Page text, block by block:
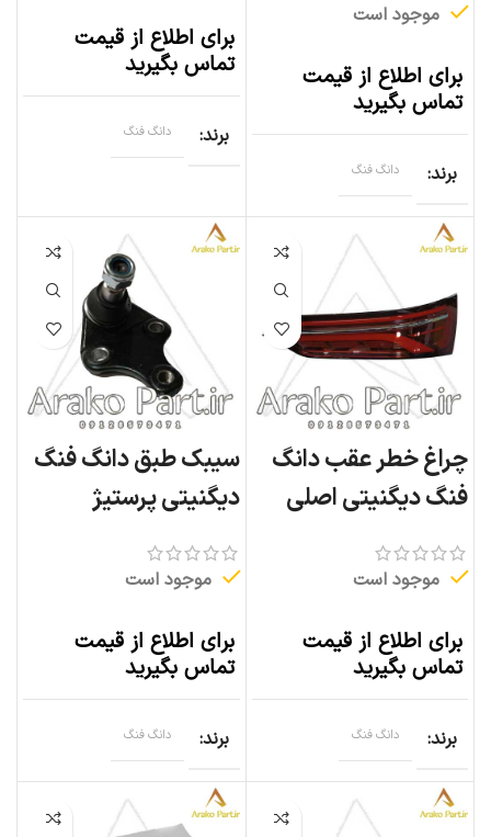
موجود است
برای اطلاع از قیمت
تماس بگیرید
برند دانگ فنگ
برای اطلاع از قیمت
تماس بگیرید
برند دانگ فنگ
چراغ خطر عقب دانگ
فنگ دیگنیتی اصلی
موجود است
برای اطلاع از قیمت
تماس بگیرید
برند دانگ فنگ
سیبک طبق دانگ فنگ
دیگنیتی پرستیژ
موجود است
برای اطلاع از قیمت
تماس بگیرید
برند دانگ فنگ